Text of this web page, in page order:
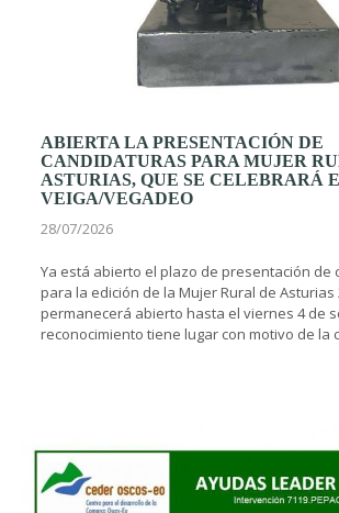
ABIERTA LA PRESENTACIÓN DE
CANDIDATURAS PARA MUJER
ASTURIAS, QUE SE CELEBRARÁ
VEIGA/VEGADEO
28/07/2026
Ya está abierto el plazo de presentación de
para la edición de la Mujer Rural de Asturias
permanecerá abierto hasta el viernes 4 de
reconocimiento tiene lugar con motivo de la